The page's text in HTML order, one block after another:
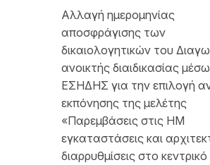
Αλλαγή ημερομηνίας
αποσφράγισης των
δικαιολογητικών του
ανοικτής διαιδικασίας μέσω
ΕΣΗΔΗΣ για την επιλογή
εκπόνησης της μελέτης
«Παρεμβάσεις στις ΗΜ
εγκαταστάσεις και
διαρρυθμίσεις στο κεντρικό